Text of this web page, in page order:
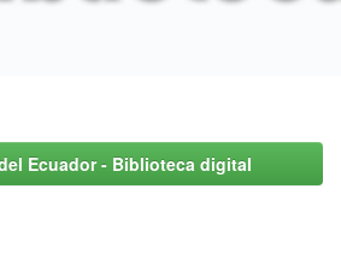
Ecuador - Biblioteca digital